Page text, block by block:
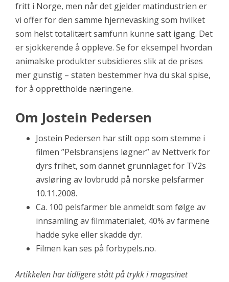
fritt i Norge, men når det gjelder matindustrien er
vi offer for den samme hjernevasking som hvilket
som helst totalitært samfunn kunne satt igang. Det
er sjokkerende å oppleve. Se for eksempel hvordan
animalske produkter subsidieres slik at de prises
mer gunstig – staten bestemmer hva du skal spise,
for å opprettholde næringene.
Om Jostein Pedersen
Jostein Pedersen har stilt opp som stemme i
filmen ”Pelsbransjens løgner” av Nettverk for
dyrs frihet, som dannet grunnlaget for TV2s
avsløring av lovbrudd på norske pelsfarmer
10.11.2008.
Ca. 100 pelsfarmer ble anmeldt som følge av
innsamling av filmmaterialet, 40% av farmene
hadde syke eller skadde dyr.
Filmen kan ses på forbypels.no.
Artikkelen har tidligere stått på trykk i magasinet